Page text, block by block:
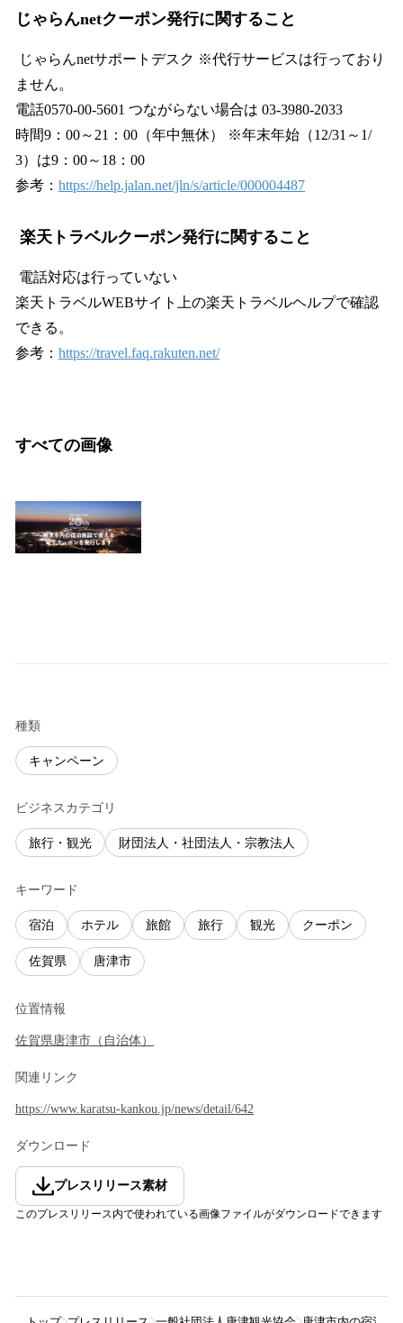
じゃらんnetクーポン発行に関すること
じゃらんnetサポートデスク ※代行サービスは行っており
ません。
電話0570-00-5601 つながらない場合は 03-3980-2033
時間9：00～21：00（年中無休） ※年末年始（12/31～1/
3）は9：00～18：00
参考： https://help.jalan.net/jln/s/article/000004487
楽天トラベルクーポン発行に関すること
電話対応は行っていない
楽天トラベルWEBサイト上の楽天トラベルヘルプで確認
できる。
参考： https://travel.faq.rakuten.net/
すべての画像
種類
キャンペーン
ビジネスカテゴリ
旅行・観光 財団法人・社団法人・宗教法人
キーワード
宿泊 ホテル 旅館 旅行 観光 クーポン
佐賀県 唐津市
位置情報
佐賀県 唐津市 （ 自治体）
関連リンク
https://www.karatsu-kankou.jp/news/detail/642
ダウンロード
プレスリリース素材
このプレスリリース内で使われている画像ファイルがダウンロードできます